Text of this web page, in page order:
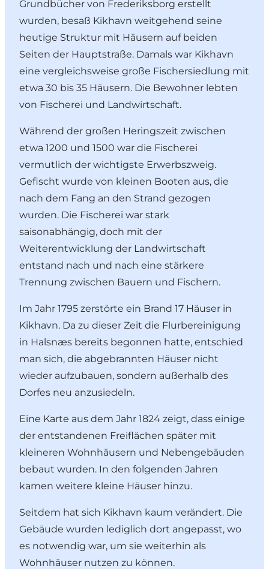
Grundbücher von Frederiksborg erstellt
wurden, besaß Kikhavn weitgehend seine
heutige Struktur mit Häusern auf beiden
Seiten der Hauptstraße. Damals war Kikhavn
eine vergleichsweise große Fischersiedlung mit
etwa 30 bis 35 Häusern. Die Bewohner lebten
von Fischerei und Landwirtschaft.
Während der großen Heringszeit zwischen
etwa 1200 und 1500 war die Fischerei
vermutlich der wichtigste Erwerbszweig.
Gefischt wurde von kleinen Booten aus, die
nach dem Fang an den Strand gezogen
wurden. Die Fischerei war stark
saisonabhängig, doch mit der
Weiterentwicklung der Landwirtschaft
entstand nach und nach eine stärkere
Trennung zwischen Bauern und Fischern.
Im Jahr 1795 zerstörte ein Brand 17 Häuser in
Kikhavn. Da zu dieser Zeit die Flurbereinigung
in Halsnæs bereits begonnen hatte, entschied
man sich, die abgebrannten Häuser nicht
wieder aufzubauen, sondern außerhalb des
Dorfes neu anzusiedeln.
Eine Karte aus dem Jahr 1824 zeigt, dass einige
der entstandenen Freiflächen später mit
kleineren Wohnhäusern und Nebengebäuden
bebaut wurden. In den folgenden Jahren
kamen weitere kleine Häuser hinzu.
Seitdem hat sich Kikhavn kaum verändert. Die
Gebäude wurden lediglich dort angepasst, wo
es notwendig war, um sie weiterhin als
Wohnhäuser nutzen zu können.